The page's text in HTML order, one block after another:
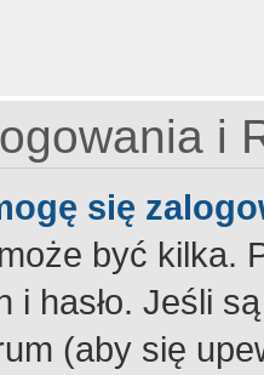
i
się
być kilka.
i hasło. Jeśli
(aby się